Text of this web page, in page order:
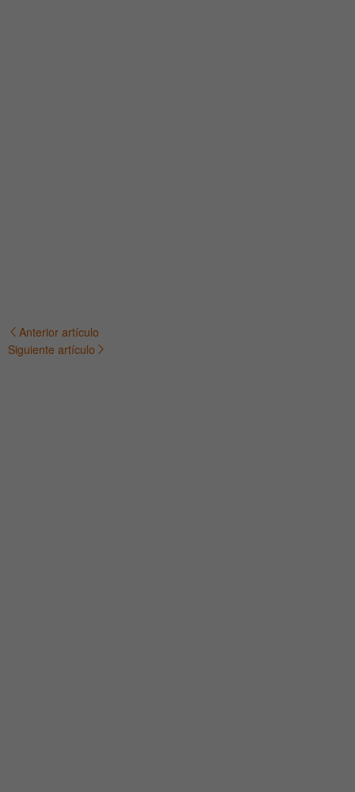
Navegación
Anterior artículo
Siguiente artículo